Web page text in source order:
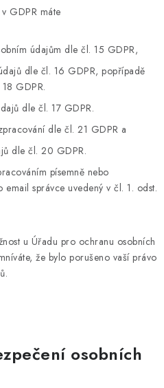
GDPR máte
údajům dle čl. 15 GDPR,
dle čl. 16 GDPR, popřípadě
GDPR.
dle čl. 17 GDPR.
dle čl. 21 GDPR a
dle čl. 20 GDPR.
písemně nebo
email správce uvedený v čl. 1. odst.
u Úřadu pro ochranu osobních
že bylo porušeno vaší právo
osobních